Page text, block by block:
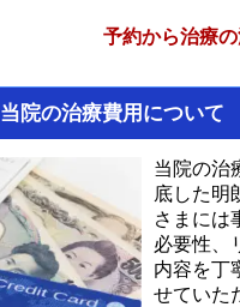
予約から治療
当院の治療費用について
当院の治
底した明
さまには
必要性、
内容を丁
せていた